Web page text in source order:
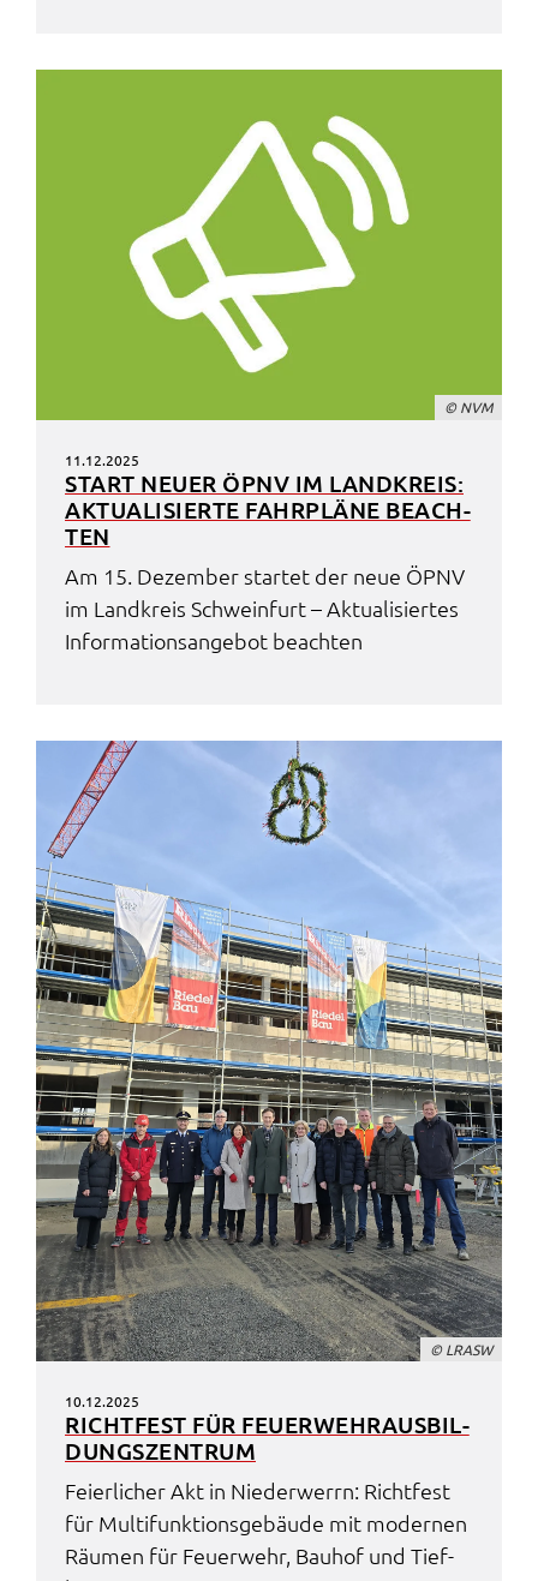
© NVM
11.12.2025
START NEUER ÖPNV IM LAND­KREIS:
AKTUA­LI­SIER­TE FAHR­PLÄ­NE BEACH­
TEN
Am 15. Dezem­ber star­tet der neue ÖPNV
im Land­kreis Schwein­furt – Aktua­li­sier­tes
Infor­ma­ti­ons­an­ge­bot beach­ten
© LRASW
10.12.2025
RICHT­FEST FÜR FEUER­WEHR­AUS­BIL­
DUNGS­ZEN­TRUM
Feier­li­cher Akt in Nieder­werrn: Richt­fest
für Multi­funk­ti­ons­ge­bäu­de mit moder­nen
Räumen für Feuer­wehr, Bauhof und Tief­